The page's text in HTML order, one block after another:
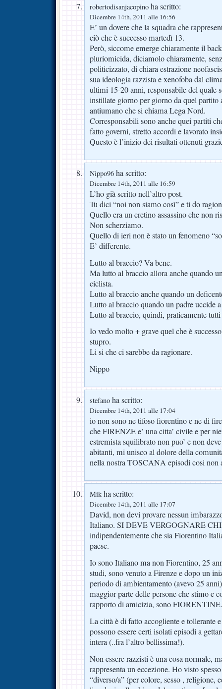
robertodisanjacopino ha scritto:
Dicembre 14th, 2011 alle 16:56
E’ un dovere che la squadra che
ciò che è successo martedì 13.
Però, siccome emerge chiaramente il
pluriomicida, diciamolo chiaramente,
politicizzato, di chiara estrazione
sua ideologia razzista e xenofoba dal
ultimi 15-20 anni, responsabile del quale
instillate giorno per giorno da quel partito
antiumano che si chiama Lega Nord.
Corresponsabili sono anche quei partiti
fatto governi, stretto accordi e lavorato
Questo è l’inizio dei risultati ottenuti
Nippo96 ha scritto:
Dicembre 14th, 2011 alle 16:59
L’ho già scritto nell’altro post.
Tu dici “noi non siamo così” e ti do
Quello era un cretino assassino che non
Non scherziamo.
Quello di ieri non è stato un fenomeno
E’ differente.
Lutto al braccio? Va bene.
Ma lutto al braccio allora anche quando
ciclista.
Lutto al braccio anche quando un
Lutto al braccio quando un padre uccide
Lutto al braccio, quindi, praticamente
Io vedo molto + grave quel che è
stupro.
Li si che ci sarebbe da ragionare.
Nippo
stefano ha scritto:
Dicembre 14th, 2011 alle 17:04
io non sono ne tifoso fiorentino e ne di
che FIRENZE e’ una citta’ civile e per
estremista squilibrato non puo’ e non
abitanti, mi unisco al dolore della
nella nostra TOSCANA episodi cosi non
Mik ha scritto:
Dicembre 14th, 2011 alle 17:07
David, non devi provare nessun
Italiano. SI DEVE VERGOGNARE
indipendentemente che sia Fiorentino
paese.
Io sono Italiano ma non Fiorentino, 25
studi, sono venuto a Firenze e dopo un
periodo di ambientamento (avevo 25
maggior parte delle persone che stimo e
rapporto di amicizia, sono FIORENTINE.
La città è di fatto accogliente e tollerante
possono essere certi isolati episodi a
intera (..fra l’altro bellissima!).
Non essere razzisti è una cosa normale,
rappresenta un eccezione. Ho visto
“diverso/a” (per colore, sesso , religione,